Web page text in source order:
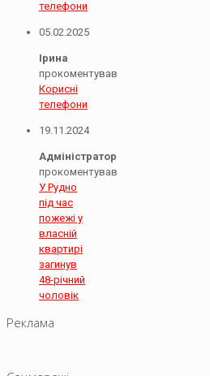
телефони
05.02.2025
Ірина
прокоментував
Корисні
телефони
19.11.2024
Адміністратор
прокоментував
У Рудно
під час
пожежі у
власній
квартирі
загинув
48-річний
чоловік
Реклама